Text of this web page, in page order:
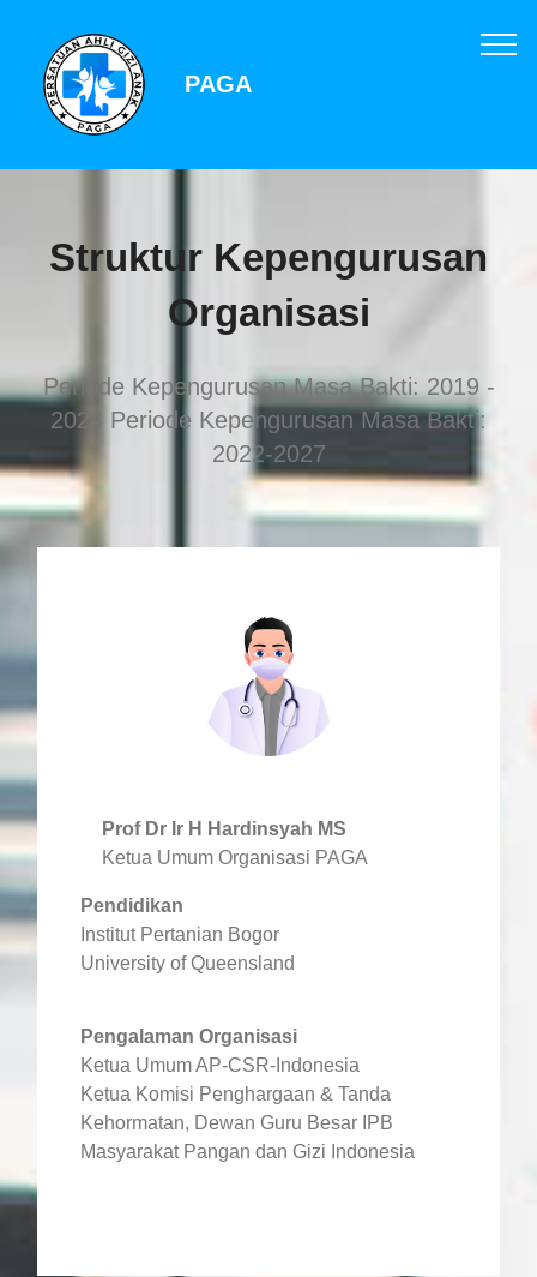
PAGA
Struktur Kepengurusan
Organisasi
Periode Kepengurusan Masa Bakti: 2019 -
2024 Periode Kepengurusan Masa Bakti:
2022-2027
Prof Dr Ir H Hardinsyah MS
Ketua Umum Organisasi PAGA
Pendidikan
Institut Pertanian Bogor
University of Queensland
Pengalaman Organisasi
Ketua Umum AP-CSR-Indonesia
Ketua Komisi Penghargaan & Tanda
Kehormatan, Dewan Guru Besar IPB
Masyarakat Pangan dan Gizi Indonesia